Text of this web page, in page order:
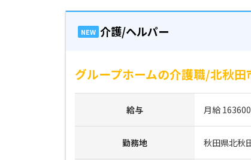
NEW 介護/ヘルパー
グループホームの介護職/北秋
給与 月給
勤務地 秋田県北秋